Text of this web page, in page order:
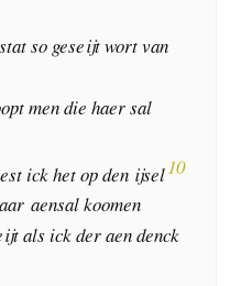
so geseijt wort van
men die haer sal
ick het op den ijsel10
aensal koomen
als ick der aen denck